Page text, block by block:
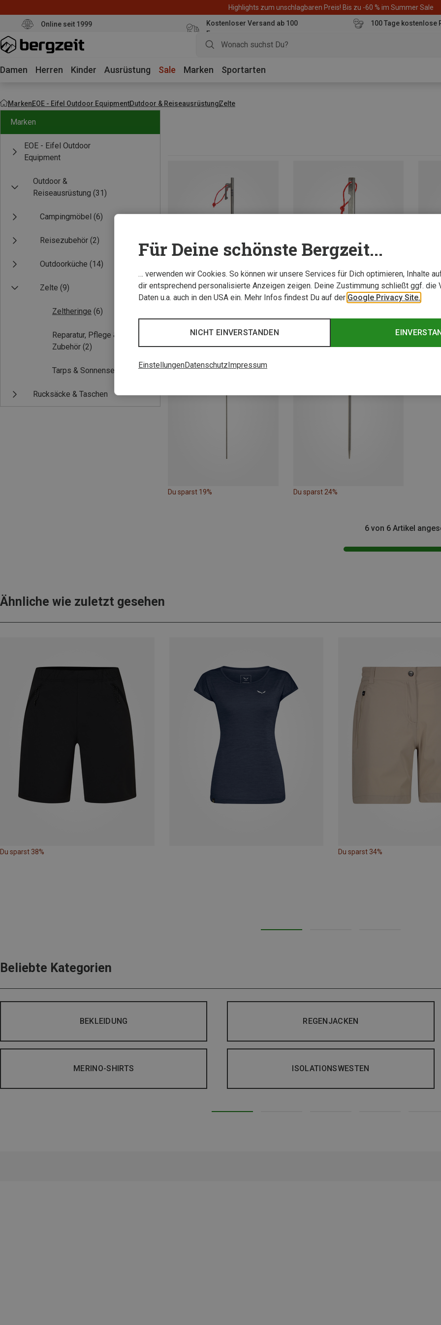
Highlights zum unschlagbaren Preis! Bis zu -60 % im Summer Sale
Online seit 1999
Kostenloser Versand ab 100
Euro
100 Tage kostenlose
Damen Herren Kinder Ausrüstung Sale Marken Sportarten
MarkenEOE - Eifel Outdoor EquipmentOutdoor & ReiseausrüstungZelte
Marken
EOE - Eifel Outdoor
Equipment
Outdoor &
Reiseausrüstung (31)
Campingmöbel (6)
Reisezubehör (2)
Outdoorküche (14)
Zelte (9)
Zeltheringe (6)
Reparatur, Pflege &
Zubehör (2)
Tarps & Sonnensegel
Rucksäcke & Taschen
Du sparst 19% Du sparst 24%
6 von 6 Artikel
Ähnliche wie zuletzt gesehen
Du sparst 38% Du sparst 34%
Beliebte Kategorien
BEKLEIDUNG REGENJACKEN
MERINO-SHIRTS ISOLATIONSWESTEN
Für Deine schönste Bergzeit...
… verwenden wir Cookies. So können wir unsere Services für Dich optimieren, Inhalte
dir entsprechend personalisierte Anzeigen zeigen. Deine Zustimmung schließt ggf. die
Daten u.a. auch in den USA ein. Mehr Infos findest Du auf der Google Privacy Site.
NICHT EINVERSTANDEN
EinstellungenDatenschutzImpressum